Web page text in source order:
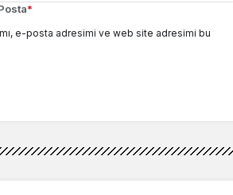
*
e-posta adresimi ve web site adresimi bu